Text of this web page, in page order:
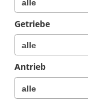
Getriebe
Antrieb